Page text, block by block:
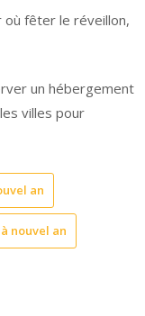
où fêter le réveillon,
un hébergement
villes pour
an
nouvel an